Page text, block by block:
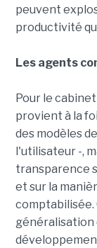
peuvent
productivité
Les agents
Pour le
provient à la
des modèles
l'utilisateur -,
transparence
et sur la
comptabilisée.
généralisation